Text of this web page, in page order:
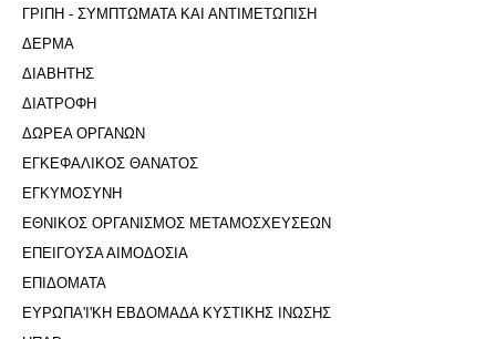
ΓΡΙΠΗ - ΣΥΜΠΤΩΜΑΤΑ ΚΑΙ ΑΝΤΙΜΕΤΩΠΙΣΗ
ΔΕΡΜΑ
ΔΙΑΒΗΤΗΣ
ΔΙΑΤΡΟΦΗ
ΔΩΡΕΑ ΟΡΓΑΝΩΝ
ΕΓΚΕΦΑΛΙΚΟΣ ΘΑΝΑΤΟΣ
ΕΓΚΥΜΟΣΥΝΗ
ΕΘΝΙΚΟΣ ΟΡΓΑΝΙΣΜΟΣ ΜΕΤΑΜΟΣΧΕΥΣΕΩΝ
ΕΠΕΙΓΟΥΣΑ ΑΙΜΟΔΟΣΙΑ
ΕΠΙΔΟΜΑΤΑ
ΕΥΡΩΠΑ'Ι'ΚΗ ΕΒΔΟΜΑΔΑ ΚΥΣΤΙΚΗΣ ΙΝΩΣΗΣ